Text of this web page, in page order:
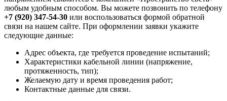
любым удобным способом. Вы можете позвонить по телефону
+7 (920) 347-54-30 или воспользоваться формой обратной
связи на нашем сайте. При оформлении заявки укажите
следующие данные:
Адрес объекта, где требуется проведение испытаний;
Характеристики кабельной линии (напряжение,
протяженность, тип);
Желаемую дату и время проведения работ;
Контактные данные для связи.